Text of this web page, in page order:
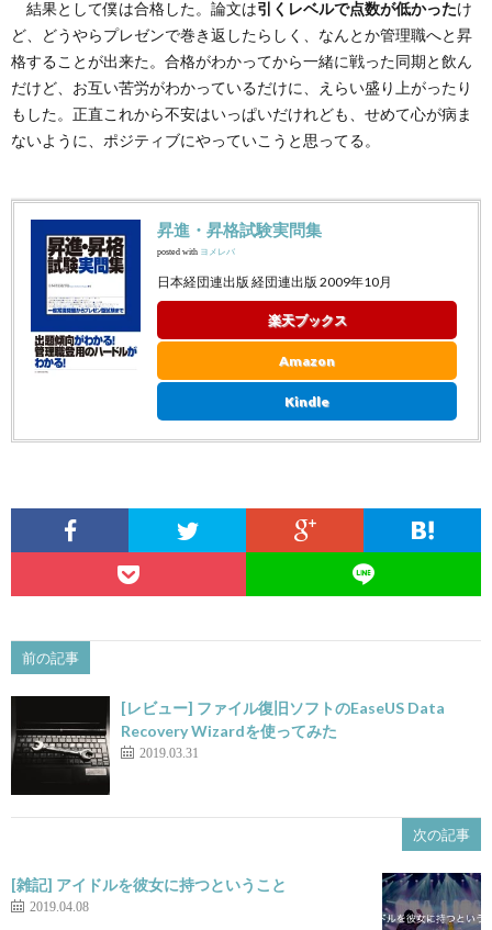
結果として僕は合格した。論文は引くレベルで点数が低かったけ
ど、どうやらプレゼンで巻き返したらしく、なんとか管理職へと昇
格することが出来た。合格がわかってから一緒に戦った同期と飲ん
だけど、お互い苦労がわかっているだけに、えらい盛り上がったり
もした。正直これから不安はいっぱいだけれども、せめて心が病ま
ないように、ポジティブにやっていこうと思ってる。
昇進・昇格試験実問集
posted with ヨメレバ
日本経団連出版 経団連出版 2009年10月
楽天ブックス
Amazon
Kindle
前の記事
[レビュー] ファイル復旧ソフトのEaseUS Data
Recovery Wizardを使ってみた
2019.03.31
次の記事
[雑記] アイドルを彼女に持つということ
2019.04.08